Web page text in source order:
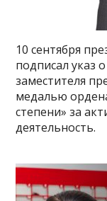
10 сентября
подписал указ
заместителя
медалью
степени» за
деятельность.